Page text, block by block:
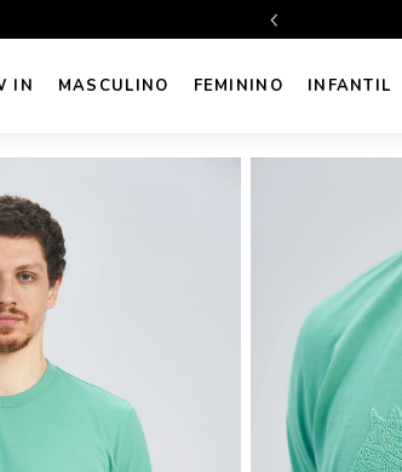
IN MASCULINO FEMININO INFANTIL